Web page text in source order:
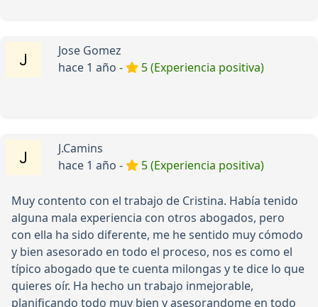
Jose Gomez
hace 1 año -
5 (Experiencia positiva)
J.Camins
hace 1 año -
5 (Experiencia positiva)
Muy contento con el trabajo de Cristina. Había tenido
alguna mala experiencia con otros abogados, pero
con ella ha sido diferente, me he sentido muy cómodo
y bien asesorado en todo el proceso, nos es como el
típico abogado que te cuenta milongas y te dice lo que
quieres oír. Ha hecho un trabajo inmejorable,
planificando todo muy bien y asesorandome en todo